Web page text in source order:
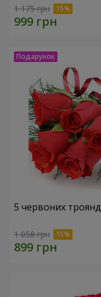
1 175 грн
5 червоних троянд
1 058 грн